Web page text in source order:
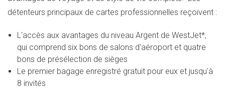
détenteurs principaux de cartes professionnelles reçoivent :
L'accès aux avantages du niveau Argent de WestJet*,
qui comprend six bons de salons d'aéroport et quatre
bons de présélection de sièges
Le premier bagage enregistré gratuit pour eux et jusqu'à
8 invités